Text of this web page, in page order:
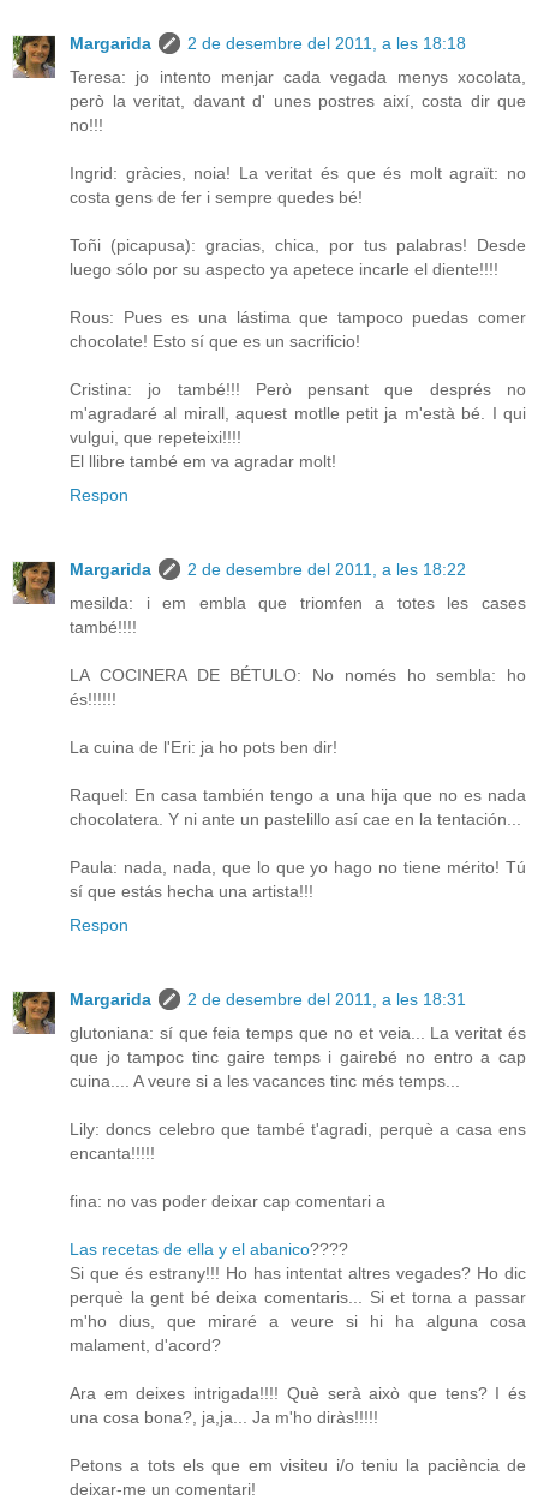
Margarida
2 de desembre del 2011, a les 18:18
Teresa: jo intento menjar cada vegada menys xocolata,
però la veritat, davant d' unes postres així, costa dir que
no!!!
Ingrid: gràcies, noia! La veritat és que és molt agraït: no
costa gens de fer i sempre quedes bé!
Toñi (picapusa): gracias, chica, por tus palabras! Desde
luego sólo por su aspecto ya apetece incarle el diente!!!!
Rous: Pues es una lástima que tampoco puedas comer
chocolate! Esto sí que es un sacrificio!
Cristina: jo també!!! Però pensant que després no
m'agradaré al mirall, aquest motlle petit ja m'està bé. I qui
vulgui, que repeteixi!!!!
El llibre també em va agradar molt!
Respon
Margarida
2 de desembre del 2011, a les 18:22
mesilda: i em embla que triomfen a totes les cases
també!!!!
LA COCINERA DE BÉTULO: No només ho sembla: ho
és!!!!!!
La cuina de l'Eri: ja ho pots ben dir!
Raquel: En casa también tengo a una hija que no es nada
chocolatera. Y ni ante un pastelillo así cae en la tentación...
Paula: nada, nada, que lo que yo hago no tiene mérito! Tú
sí que estás hecha una artista!!!
Respon
Margarida
2 de desembre del 2011, a les 18:31
glutoniana: sí que feia temps que no et veia... La veritat és
que jo tampoc tinc gaire temps i gairebé no entro a cap
cuina.... A veure si a les vacances tinc més temps...
Lily: doncs celebro que també t'agradi, perquè a casa ens
encanta!!!!!
fina: no vas poder deixar cap comentari a
Las recetas de ella y el abanico????
Si que és estrany!!! Ho has intentat altres vegades? Ho dic
perquè la gent bé deixa comentaris... Si et torna a passar
m'ho dius, que miraré a veure si hi ha alguna cosa
malament, d'acord?
Ara em deixes intrigada!!!! Què serà això que tens? I és
una cosa bona?, ja,ja... Ja m'ho diràs!!!!!
Petons a tots els que em visiteu i/o teniu la paciència de
deixar-me un comentari!